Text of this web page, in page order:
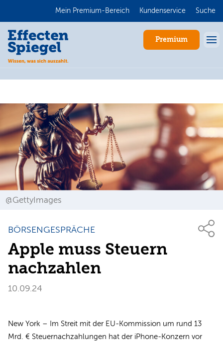
Mein Premium-Bereich Kundenservice Suche
Premium
@GettyImages
BÖRSENGESPRÄCHE
Apple muss Steuern
nachzahlen
10.09.24
New York – Im Streit mit der EU-Kommission um rund 13
Mrd. € Steuernachzahlungen hat der iPhone-Konzern vor
Anmelden